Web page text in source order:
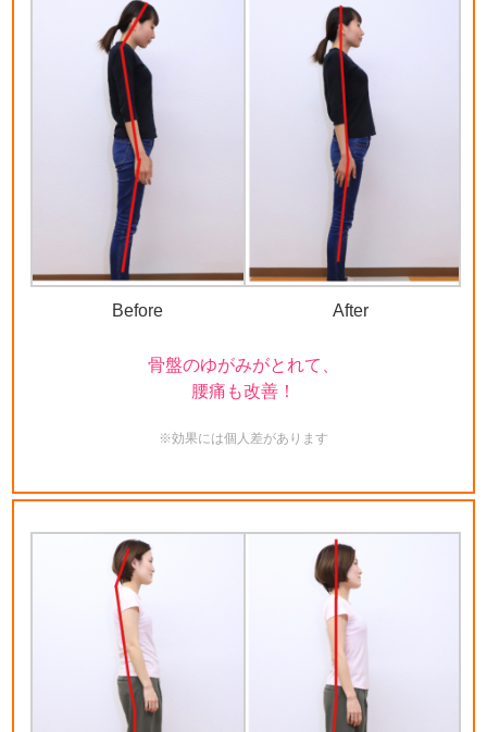
Before After
骨盤のゆがみがとれて、
腰痛も改善！
※効果には個人差があります